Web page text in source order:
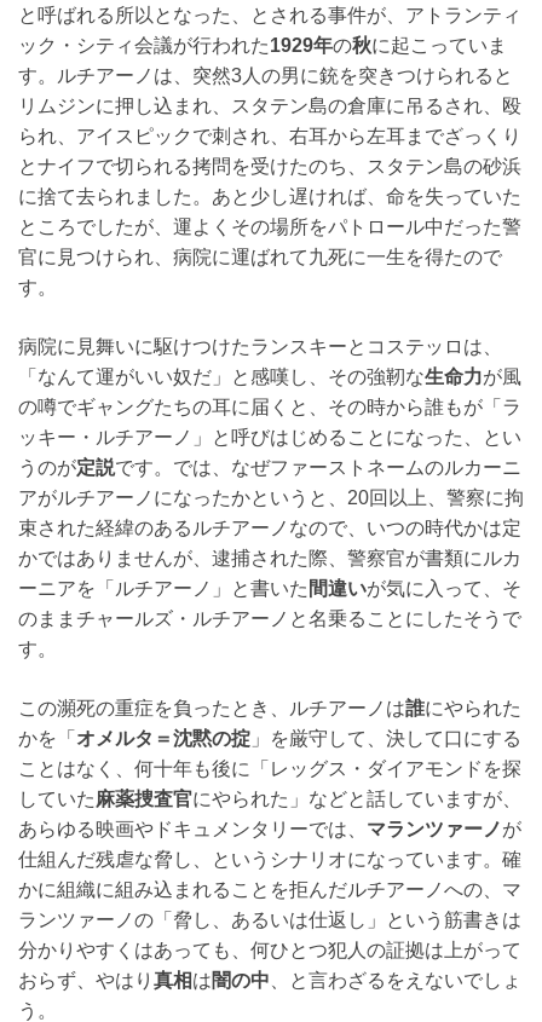
と呼ばれる所以となった、とされる事件が、アトランティ
ック・シティ会議が行われた1929年の秋に起こっていま
す。ルチアーノは、突然3人の男に銃を突きつけられると
リムジンに押し込まれ、スタテン島の倉庫に吊るされ、殴
られ、アイスピックで刺され、右耳から左耳までざっくり
とナイフで切られる拷問を受けたのち、スタテン島の砂浜
に捨て去られました。あと少し遅ければ、命を失っていた
ところでしたが、運よくその場所をパトロール中だった警
官に見つけられ、病院に運ばれて九死に一生を得たので
す。
病院に見舞いに駆けつけたランスキーとコステッロは、
「なんて運がいい奴だ」と感嘆し、その強靭な生命力が風
の噂でギャングたちの耳に届くと、その時から誰もが「ラ
ッキー・ルチアーノ」と呼びはじめることになった、とい
うのが定説です。では、なぜファーストネームのルカーニ
アがルチアーノになったかというと、20回以上、警察に拘
束された経緯のあるルチアーノなので、いつの時代かは定
かではありませんが、逮捕された際、警察官が書類にルカ
ーニアを「ルチアーノ」と書いた 間違いが気に入って、そ
のままチャールズ・ルチアーノと名乗ることにしたそうで
す。
この瀕死の重症を負ったとき、ルチアーノは誰にやられた
かを「 オメルタ＝沈黙の掟 」を厳守して、決して口にする
ことはなく、何十年も後に「レッグス・ダイアモンドを探
していた麻薬捜査官にやられた」などと話していますが、
あらゆる映画やドキュメンタリーでは、 マランツァーノが
仕組んだ残虐な脅し、というシナリオになっています。確
かに組織に組み込まれることを拒んだルチアーノへの、マ
ランツァーノの「脅し、あるいは仕返し」という筋書きは
分かりやすくはあっても、何ひとつ犯人の証拠は上がって
おらず、やはり 真相は闇の中 、と言わざるをえないでしょ
う。